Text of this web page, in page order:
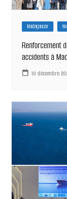
Madagascar
Renforcement
accidents à
10 décembre